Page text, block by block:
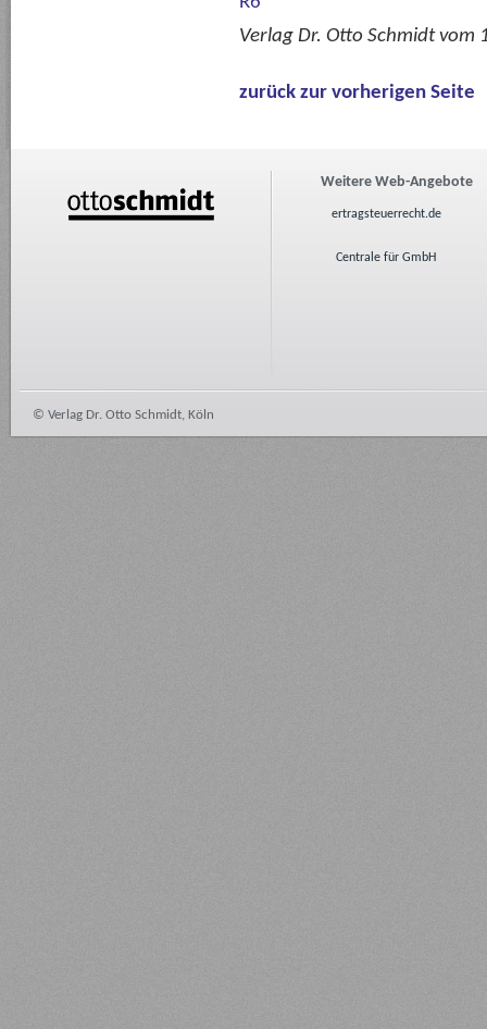
Verlag Dr. Otto Schmidt vom
zurück zur vorherigen Seite
Weitere Web-Angebote
ertragsteuerrecht.de
Centrale für GmbH
© Verlag Dr. Otto Schmidt, Köln